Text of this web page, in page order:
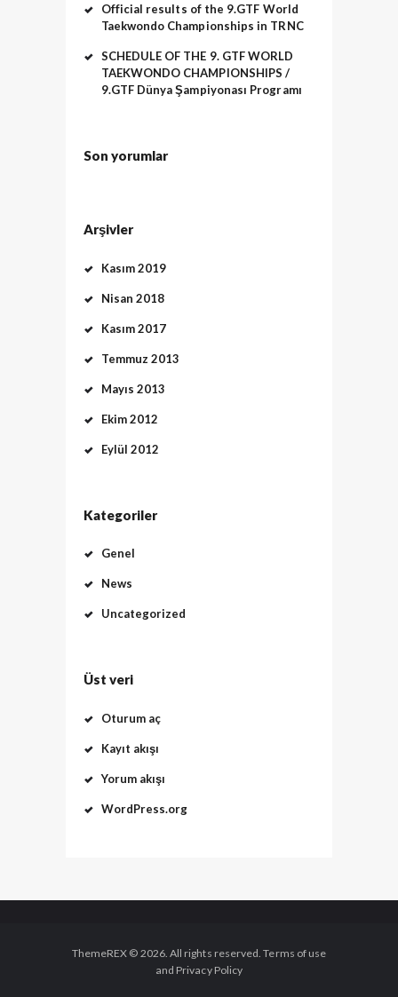
Official results of the 9.GTF World
Taekwondo Championships in TRNC
SCHEDULE OF THE 9. GTF WORLD
TAEKWONDO CHAMPIONSHIPS /
9.GTF Dünya Şampiyonası Programı
Son yorumlar
Arşivler
Kasım 2019
Nisan 2018
Kasım 2017
Temmuz 2013
Mayıs 2013
Ekim 2012
Eylül 2012
Kategoriler
Genel
News
Uncategorized
Üst veri
Oturum aç
Kayıt akışı
Yorum akışı
WordPress.org
ThemeREX © 2026. All rights reserved. Terms of use
and Privacy Policy